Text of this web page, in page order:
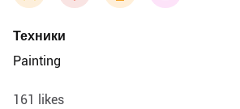
Техники
Painting
161 likes